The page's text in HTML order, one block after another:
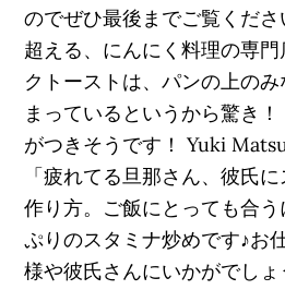
のでぜひ最後までご覧くだ
超える、にんにく料理の専
クトーストは、パンの上の
まっているというから驚き
がつきそうです！ Yuki
「疲れてる旦那さん、彼氏
作り方。ご飯にとっても合
ぷりのスタミナ炒めです♪お
様や彼氏さんにいかがでし